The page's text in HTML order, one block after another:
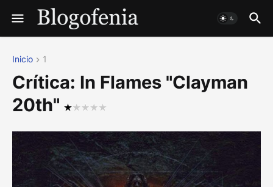
Inicio 1
Crítica: In Flames "Clayman
20th"